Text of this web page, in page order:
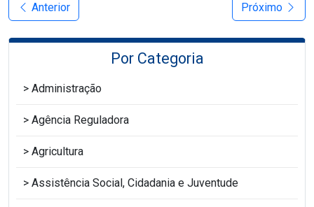
Anterior Próximo
Por Categoria
Administração
Agência Reguladora
Agricultura
Assistência Social, Cidadania e Juventude